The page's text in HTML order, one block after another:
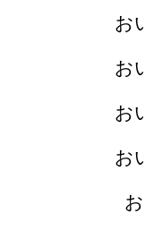
お
お
お
お